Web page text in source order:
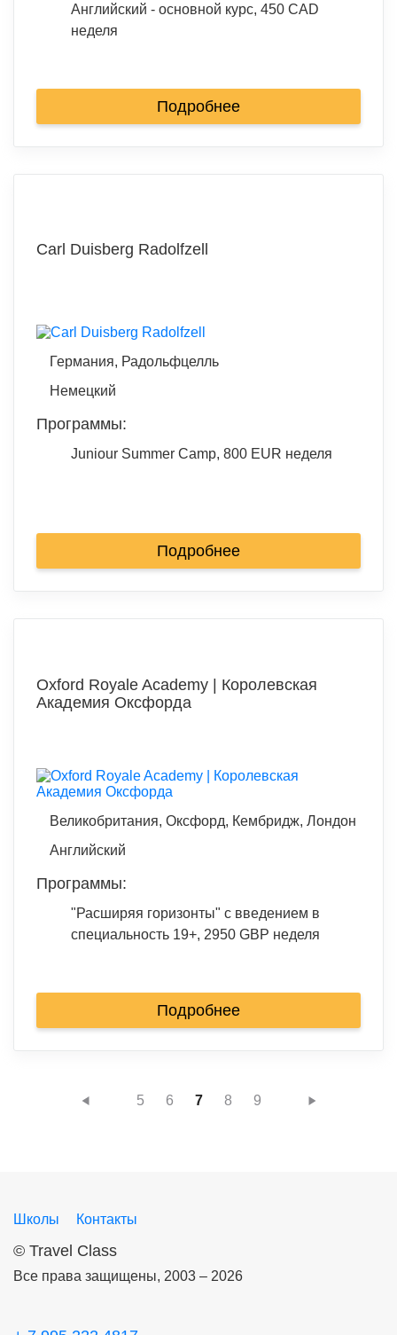
Английский - основной курс, 450 CAD
неделя
Подробнее
Carl Duisberg Radolfzell
Германия, Радольфцелль
Немецкий
Программы:
Juniour Summer Camp, 800 EUR неделя
Подробнее
Oxford Royale Academy | Королевская
Академия Оксфорда
Великобритания, Оксфорд, Кембридж, Лондон
Английский
Программы:
"Расширяя горизонты" с введением в
специальность 19+, 2950 GBP неделя
Подробнее
5 6 7 8 9
Школы Контакты
© Travel Class
Все права защищены, 2003 – 2026